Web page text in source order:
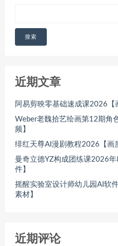
搜索
近期文章
阿易剪映零基础速成课2026【
Weber老魏拾艺绘画第12期角
频】
绯红天尊AI漫剧教程2026【画
曼奇立德YZ构成团练课2026
件】
摇醒实验室设计师幼儿园AI软
素材】
近期评论